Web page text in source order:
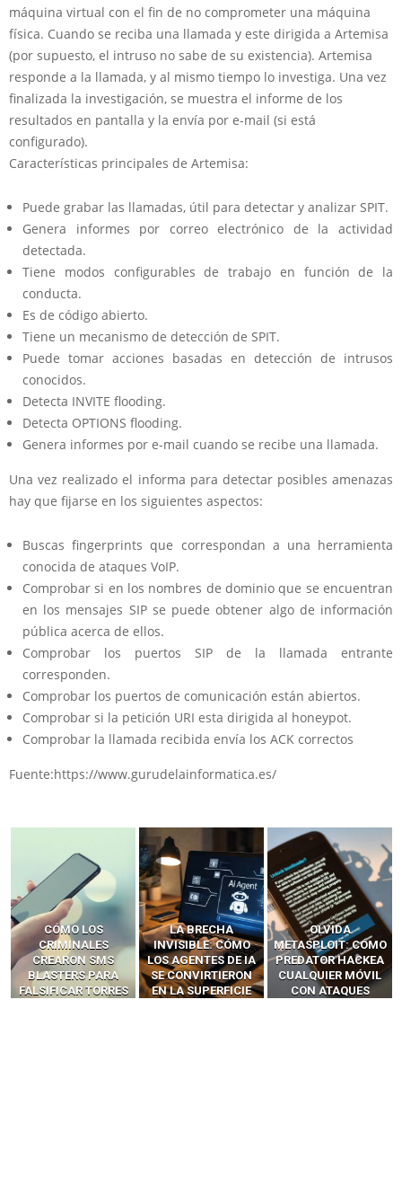
máquina virtual con el fin de no comprometer una máquina
física. Cuando se reciba una llamada y este dirigida a Artemisa
(por supuesto, el intruso no sabe de su existencia). Artemisa
responde a la llamada, y al mismo tiempo lo investiga. Una vez
finalizada la investigación, se muestra el informe de los
resultados en pantalla y la envía por e-mail (si está
configurado).
Características principales de Artemisa:
Puede grabar las llamadas, útil para detectar y analizar SPIT.
Genera informes por correo electrónico de la actividad
detectada.
Tiene modos configurables de trabajo en función de la
conducta.
Es de código abierto.
Tiene un mecanismo de detección de SPIT.
Puede tomar acciones basadas en detección de intrusos
conocidos.
Detecta INVITE flooding.
Detecta OPTIONS flooding.
Genera informes por e-mail cuando se recibe una llamada.
Una vez realizado el informa para detectar posibles amenazas
hay que fijarse en los siguientes aspectos:
Buscasfingerprints que correspondan a una herramienta
conocida de ataques VoIP.
Comprobar si en los nombres de dominio que se encuentran
en los mensajes SIP se puede obtener algo de información
pública acerca de ellos.
Comprobar los puertos SIP de la llamada entrante
corresponden.
Comprobar los puertos de comunicación están abiertos.
Comprobar si la petición URI esta dirigida al honeypot.
Comprobar la llamada recibida envía los ACK correctos
Fuente:https://www.gurudelainformatica.es/
LA BRECHA
INVISIBLE: CÓMO
LOS AGENTES DE IA
SE CONVIRTIERON
EN LA SUPERFICIE
OLVIDA
METASPLOIT: CÓMO
PREDATOR HACKEA
CUALQUIER MÓVIL
CON ATAQUES
CÓMO LOS HACKERS
INTERCEPTAN OTPS
Y LLAMADAS
MÓVILES SIN
‘HACKEAR’ — EL